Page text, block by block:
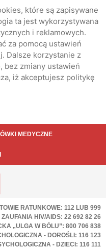
które są zapisywane
ta jest wykorzystywana
i reklamowych.
za pomocą ustawień
Dalsze korzystanie z
bez zmiany ustawień
iż akceptujesz politykę
MEDYCZNE
RATUNKOWE: 112 LUB 999
ZAUFANIA HIV/AIDS: 22 692 82 26
„ULGA W BÓLU”: 800 706 838
- DOROŚLI: 116 123
- DZIECI: 116 111